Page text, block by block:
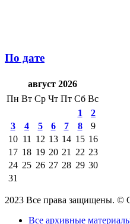
По дате
август 2026
Пн Вт Ср Чт Пт Сб Вс
1
2
3
4 5 6 7 8
9
10 11 12 13 14 15 16
17 18 19 20 21 22 23
24 25 26 27 28 29 30
31
2023 Все права защищены.
Все архивные